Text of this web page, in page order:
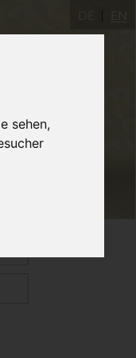
sehen,
EN